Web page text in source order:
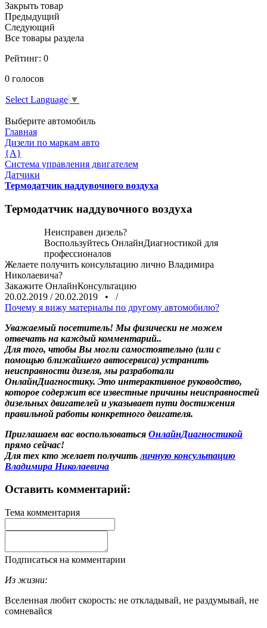
Закрыть товар
Предыдущий
Следующий
Все товары раздела
Рейтинг: 0
0 голосов
Select Language ▼
Выберите автомобиль
Главная
Дизели по маркам авто
{A}
Система управления двигателем
Датчики
Термодатчик наддувочного воздуха
Термодатчик наддувочного воздуха
Неисправен дизель?
Воспользуйтесь ОнлайнДиагностикой для
профессионалов
Желаете получить консультацию лично Владимира
Николаевича?
Закажите ОнлайнКонсультацию
20.02.2019 / 20.02.2019 •
/
Почему я вижу материалы по другому автомобилю?
Уважаемый посетитель! Мы физически не можем
отвечать на каждый комментарий..
Для того, чтобы Вы могли самостоятельно (или с
помощью ближайшего автосервиса) устранить
неисправности дизеля, мы разработали
ОнлайнДиагностику. Это интерактивное руководство,
которое содержит все известные причины неисправностей
дизельных двигателей и указывает пути достижения
правильной работы конкретного двигателя.
Приглашаем вас воспользоваться ОнлайнДиагностикой
прямо сейчас!
Для тех кто желает получитьличную консультацию
Владимира Николаевича
Оставить комментарий:
Тема комментария
Подписаться на комментарии
Из жизни:
Вселенная любит скорость: не откладывай, не раздумывай, не
сомневайся